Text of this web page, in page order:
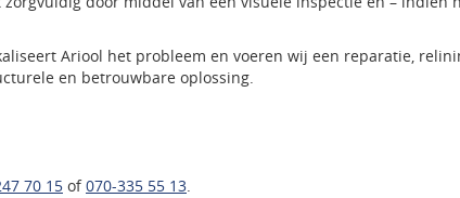
Ariool het probleem en voeren wij een reparatie,
en betrouwbare oplossing.
70 15 of070-335 55 13.